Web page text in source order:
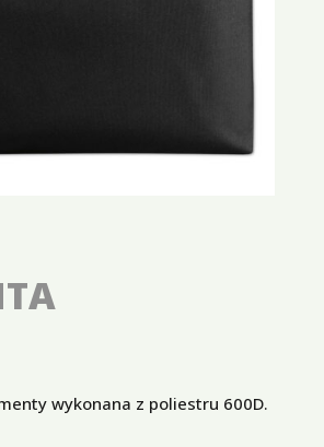
wykonana z poliestru 600D.